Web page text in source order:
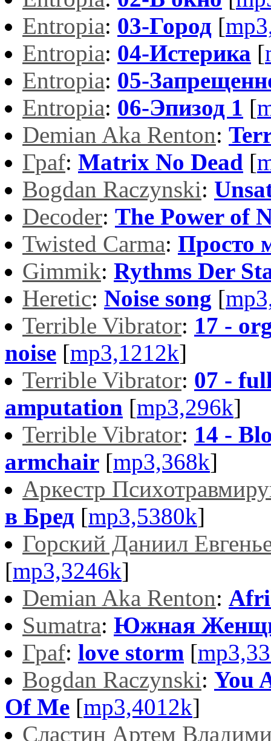
Entropia: 03-Город [
Entropia: 04-Истерика [
Entropia: 05-
Entropia: 06-Эпизод 1 [
Demian Aka Renton:
Граf: Matrix No Dead [
Bogdan Raczynski:
Decoder: The Power of
Twisted Carma: Просто
Gimmik: Rythms Der
Heretic: Noise song [
Terrible Vibrator: 17 -
noise [mp3,1212k]
Terrible Vibrator: 07 -
amputation [mp3,296k]
Terrible Vibrator: 14 -
armchair [mp3,368k]
Аркестр
в Бред [mp3,5380k]
Горский Даниил
[mp3,3246k]
Demian Aka Renton:
Sumatra: Южная
Граf: love storm [
Bogdan Raczynski: You
Of Me [mp3,4012k]
Сластин Артем